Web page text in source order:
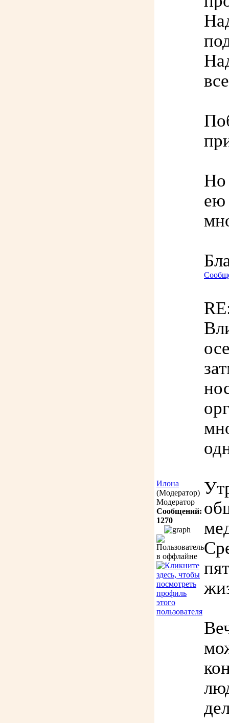
Но
ею
Илона
(Модератор)
Модератор
Сообщений:
1270